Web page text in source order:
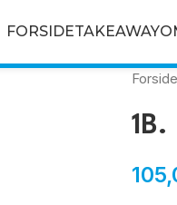
FORSIDETAKEAWAY
Forside
1B.